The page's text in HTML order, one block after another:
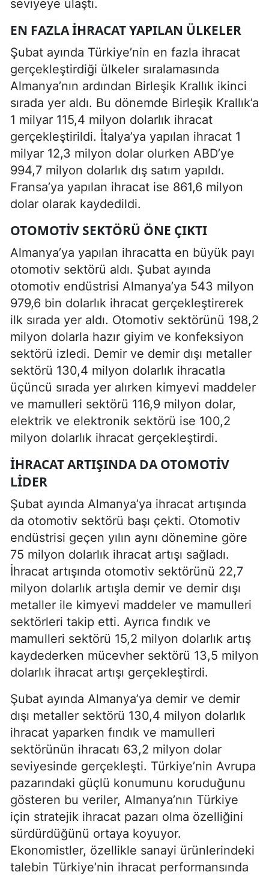
seviyeye ulaştı.
EN FAZLA İHRACAT YAPILAN ÜLKELER
Şubat ayında Türkiye’nin en fazla ihracat
gerçekleştirdiği ülkeler sıralamasında
Almanya’nın ardından Birleşik Krallık ikinci
sırada yer aldı. Bu dönemde Birleşik Krallık’a
1 milyar 115,4 milyon dolarlık ihracat
gerçekleştirildi. İtalya’ya yapılan ihracat 1
milyar 12,3 milyon dolar olurken ABD’ye
994,7 milyon dolarlık dış satım yapıldı.
Fransa’ya yapılan ihracat ise 861,6 milyon
dolar olarak kaydedildi.
OTOMOTIV SEKTÖRÜ ÖNE ÇIKTI
Almanya’ya yapılan ihracatta en büyük payı
otomotiv sektörü aldı. Şubat ayında
otomotiv endüstrisi Almanya’ya 543 milyon
979,6 bin dolarlık ihracat gerçekleştirerek
ilk sırada yer aldı. Otomotiv sektörünü 198,2
milyon dolarla hazır giyim ve konfeksiyon
sektörü izledi. Demir ve demir dışı metaller
sektörü 130,4 milyon dolarlık ihracatla
üçüncü sırada yer alırken kimyevi maddeler
ve mamulleri sektörü 116,9 milyon dolar,
elektrik ve elektronik sektörü ise 100,2
milyon dolarlık ihracat gerçekleştirdi.
İHRACAT ARTIŞINDA DA OTOMOTIV
LIDER
Şubat ayında Almanya’ya ihracat artışında
da otomotiv sektörü başı çekti. Otomotiv
endüstrisi geçen yılın aynı dönemine göre
75 milyon dolarlık ihracat artışı sağladı.
İhracat artışında otomotiv sektörünü 22,7
milyon dolarlık artışla demir ve demir dışı
metaller ile kimyevi maddeler ve mamulleri
sektörleri takip etti. Ayrıca fındık ve
mamulleri sektörü 15,2 milyon dolarlık artış
kaydederken mücevher sektörü 13,5 milyon
dolarlık ihracat artışı gerçekleştirdi.
Şubat ayında Almanya’ya demir ve demir
dışı metaller sektörü 130,4 milyon dolarlık
ihracat yaparken fındık ve mamulleri
sektörünün ihracatı 63,2 milyon dolar
seviyesinde gerçekleşti. Türkiye’nin Avrupa
pazarındaki güçlü konumunu koruduğunu
gösteren bu veriler, Almanya’nın Türkiye
için stratejik ihracat pazarı olma özelliğini
sürdürdüğünü ortaya koyuyor.
Ekonomistler, özellikle sanayi ürünlerindeki
talebin Türkiye’nin ihracat performansında